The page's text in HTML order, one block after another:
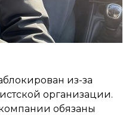
из-за
организации.
обязаны